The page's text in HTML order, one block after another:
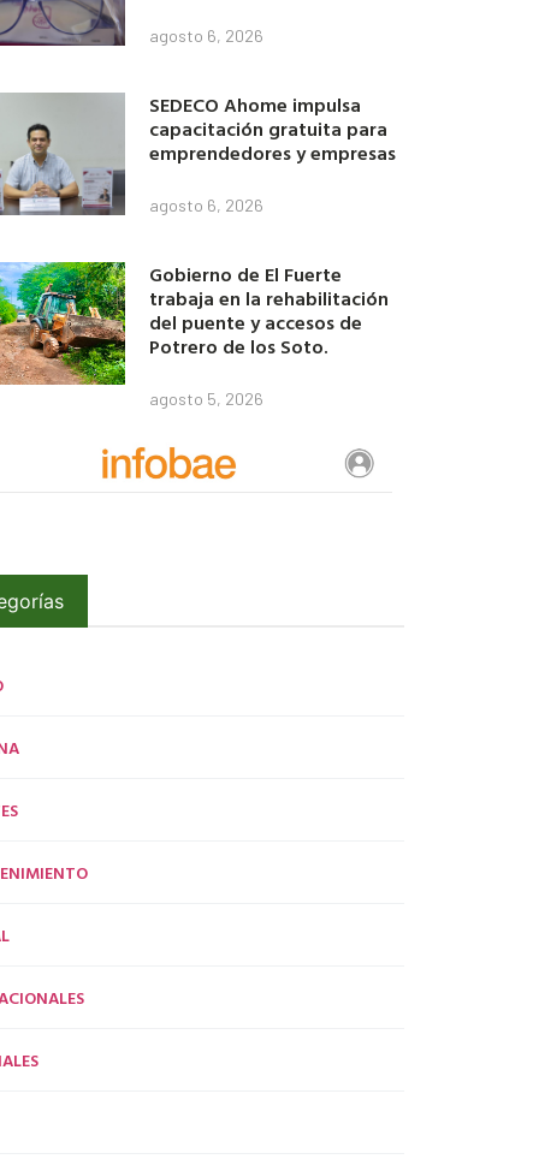
agosto 6, 2026
SEDECO Ahome impulsa
capacitación gratuita para
emprendedores y empresas
agosto 6, 2026
Gobierno de El Fuerte
trabaja en la rehabilitación
del puente y accesos de
Potrero de los Soto.
agosto 5, 2026